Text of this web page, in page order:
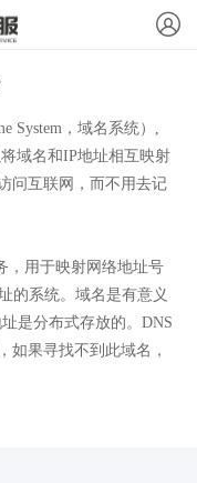
System，域名系统）,
域名和IP地址相互映射
问互联网，而不用去记
，用于映射网络地址号
的系统。域名是有意义
是分布式存放的。DNS
如果寻找不到此域名，